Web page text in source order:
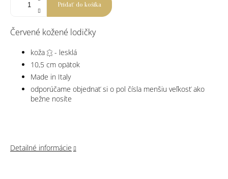
Pridať do košíka
Červené kožené lodičky
koža
- lesklá
10,5 cm opätok
Made in Italy
odporúčame objednať si o pol čísla menšiu veľkosť ako
bežne nosíte
Detailné informácie